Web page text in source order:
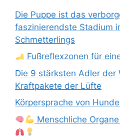
Die Puppe ist das
faszinierendste Stadium
Schmetterlings
Fußreflexzonen für
Die 9 stärksten Adler der
Kraftpakete der Lüfte
Körpersprache von
Menschliche